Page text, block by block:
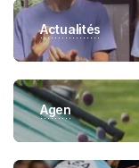
Actualités
Agen